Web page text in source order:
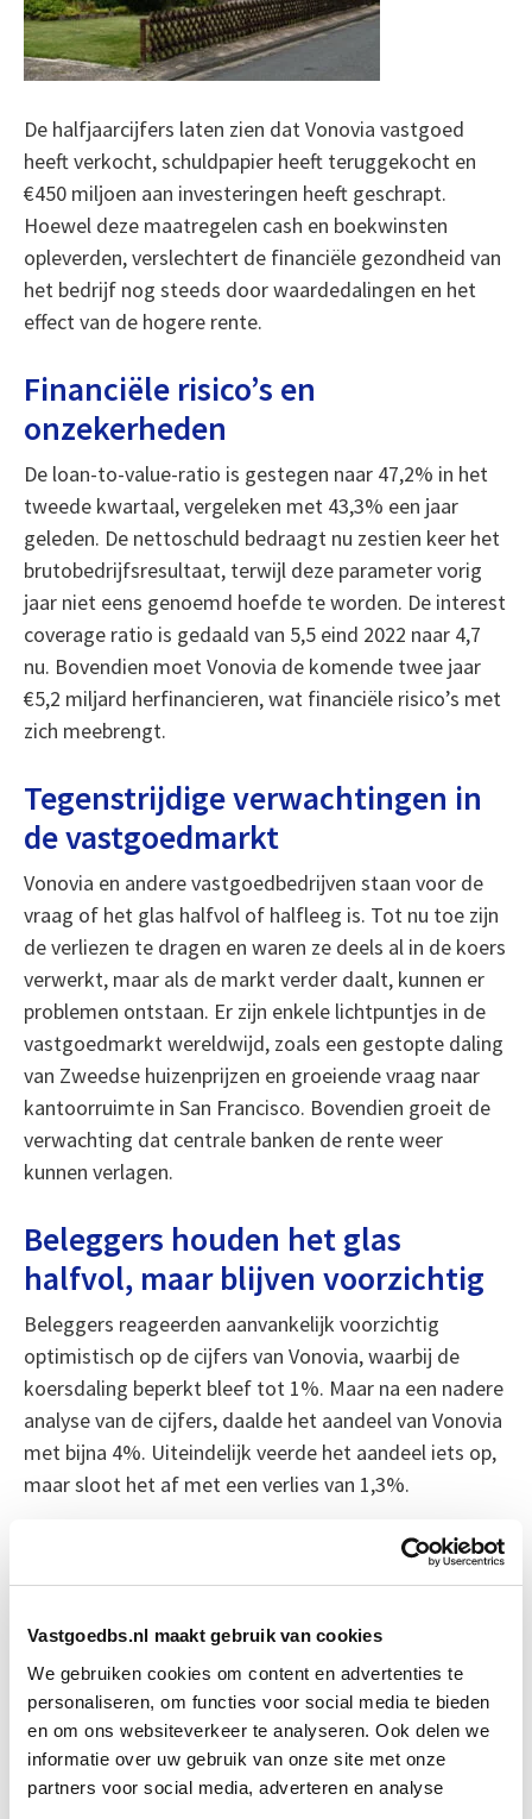
Vastgoedbs.nl maakt gebruik van cookies
We gebruiken cookies om content en advertenties te
personaliseren, om functies voor social media te bieden
en om ons websiteverkeer te analyseren. Ook delen we
informatie over uw gebruik van onze site met onze
partners voor social media, adverteren en analyse
De halfjaarcijfers laten zien dat Vonovia vastgoed
heeft verkocht, schuldpapier heeft teruggekocht en
€450 miljoen aan investeringen heeft geschrapt.
Hoewel deze maatregelen cash en boekwinsten
opleverden, verslechtert de financiële gezondheid van
het bedrijf nog steeds door waardedalingen en het
effect van de hogere rente.
Financiële risico’s en
onzekerheden
De loan-to-value-ratio is gestegen naar 47,2% in het
tweede kwartaal, vergeleken met 43,3% een jaar
geleden. De nettoschuld bedraagt nu zestien keer het
brutobedrijfsresultaat, terwijl deze parameter vorig
jaar niet eens genoemd hoefde te worden. De interest
coverage ratio is gedaald van 5,5 eind 2022 naar 4,7
nu. Bovendien moet Vonovia de komende twee jaar
€5,2 miljard herfinancieren, wat financiële risico’s met
zich meebrengt.
Tegenstrijdige verwachtingen in
de vastgoedmarkt
Vonovia en andere vastgoedbedrijven staan voor de
vraag of het glas halfvol of halfleeg is. Tot nu toe zijn
de verliezen te dragen en waren ze deels al in de koers
verwerkt, maar als de markt verder daalt, kunnen er
problemen ontstaan. Er zijn enkele lichtpuntjes in de
vastgoedmarkt wereldwijd, zoals een gestopte daling
van Zweedse huizenprijzen en groeiende vraag naar
kantoorruimte in San Francisco. Bovendien groeit de
verwachting dat centrale banken de rente weer
kunnen verlagen.
Beleggers houden het glas
halfvol, maar blijven voorzichtig
Beleggers reageerden aanvankelijk voorzichtig
optimistisch op de cijfers van Vonovia, waarbij de
koersdaling beperkt bleef tot 1%. Maar na een nadere
analyse van de cijfers, daalde het aandeel van Vonovia
met bijna 4%. Uiteindelijk veerde het aandeel iets op,
maar sloot het af met een verlies van 1,3%.
in deze opleidingen:
Vastgoedmanagement Start wo 16 sep
Vastgoedbeheer Start wo 9 sep